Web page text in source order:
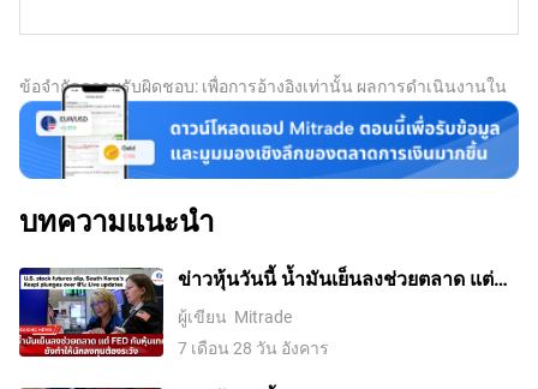
(MLF), การแทรกแซงอัตราแลกเปลี่ยน และอัตราส่วนเงิน
(LPR) เป็นอัตราดอกเบี้ยอ้างอิงของจีน การเปลี่ยนแปลง LPR
จะมีผลโดยตรงต่ออัตราดอกเบี้ยที่ต้องจ่ายในตลาดสำหรับ
เงินกู้และจำนอง รวมถึงดอกเบี้ยที่จ่ายจากเงินออม โดยการ
เปลี่ยนแปลง LPR ธนาคารกลางของจีนยังสามารถมีอิทธิพล
ต่ออัตราแลกเปลี่ยน
ของระบบการเงิน ธนาคารเอกชนที่ใหญ่ที่สุดคือ WeBank และ
ด้านเทคโนโลยีอย่าง Tencent และ Ant Group ตามรายงาน
ของ The Straits Times ในปี 2014 จีนอนุญาตให้ผู้ให้กู้ใน
ประเทศที่มีทุนเต็มจำนวนจากเงินทุนเอกชนสามารถดำเนิน
การในภาคการเงินที่มี
ข้อจำกัดความรับผิดชอบ: เพื่อการอ้างอิงเท่านั้น ผลการดำเนินงานใน
อดีตไม่ได้บ่งบอกถึงผลลัพธ์ในอนาคต
บทความแนะนำ
ข่าวหุ้นวันนี้ น้ำมันเย็นลงช่วยตลาด แต่
Fed กับหุ้นเทคยังทำให้นักลงทุนต้องระวัง
ผู้เขียน Mitrade
7 เดือน 28 วัน อังคาร